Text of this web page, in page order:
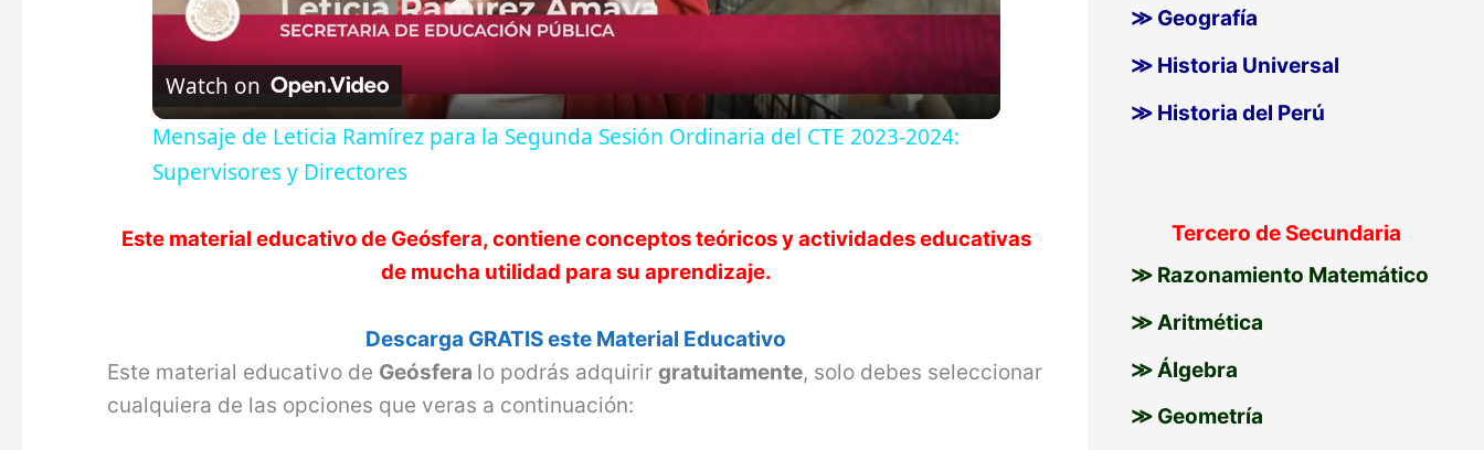
a
y
i
e
Watch on
Mensaje de Leticia Ramírez para la Segunda Sesión Ordinaria del CTE 2023-2024:
Supervisores y Directores
Este material educativo de Geósfera, contiene conceptos teóricos y actividades educativas
de mucha utilidad para su aprendizaje.
Descarga GRATIS este Material Educativo
Este material educativo de Geósfera lo podrás adquirirgratuitamente, solo debes seleccionar
cualquiera de las opciones que veras a continuación:
≫ Geografía
≫ Historia Universal
≫ Historia del Perú
Tercero de Secundaria
≫ Razonamiento Matemático
≫ Aritmética
≫ Álgebra
≫ Geometría